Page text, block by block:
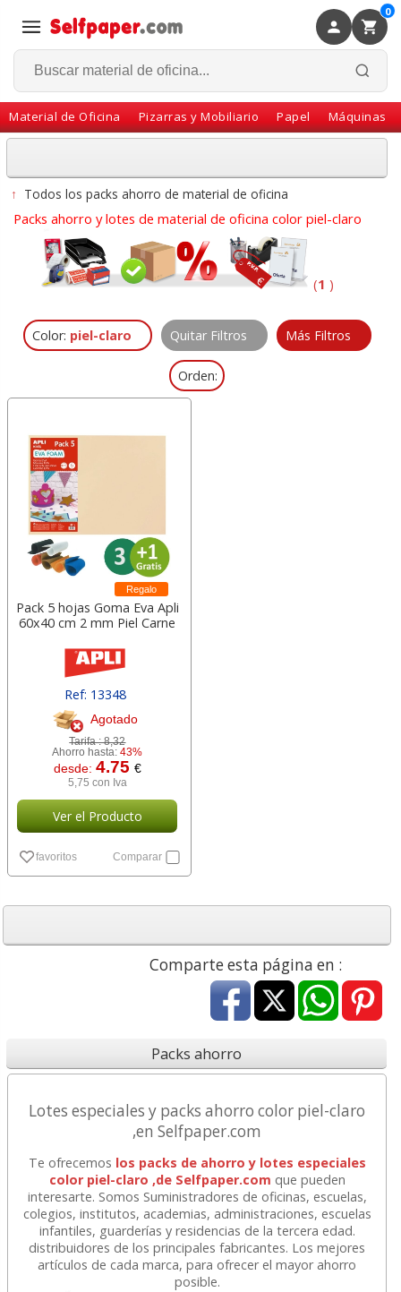
0
Material de Oficina Pizarras y Mobiliario Papel Máquinas
Volver
↑ Todos los packs ahorro de material de oficina
Packs ahorro y lotes de material de oficina color piel-claro
(1 )
Color: piel-claro Quitar Filtros Más Filtros
Orden:
Regalo
Pack 5 hojas Goma Eva Apli
60x40 cm 2 mm Piel Carne
Ref: 13348
Agotado
Tarifa :8,32
Ahorro hasta:43%
desde: 4.75 €
5,75 con Iva
Ver el Producto
favoritos Comparar
Comparte esta página en :
Packs ahorro
Lotes especiales y packs ahorro color piel-claro
,en Selfpaper.com
Te ofrecemos los packs de ahorro y lotes especiales
color piel-claro ,de Selfpaper.com que pueden
interesarte. Somos Suministradores de oficinas, escuelas,
colegios, institutos, academias, administraciones, escuelas
infantiles, guarderías y residencias de la tercera edad.
distribuidores de los principales fabricantes. Los mejores
artículos de cada marca, para ofrecer el mayor ahorro
posible.